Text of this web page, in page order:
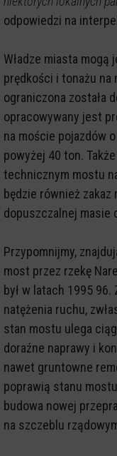
odpowiedzi na
Władze miasta
prędkości i tonażu na
ograniczona została
opracowywany jest
na moście pojazdów
powyżej 40 ton.
technicznym mostu
będzie również
dopuszczalnej masie
Przypomnijmy,
most przez rzekę
był w latach 1995
natężenia ruchu,
stan mostu ulega
doraźne naprawy i
nawet gruntowne
poprawią stanu
budowa nowej
na szczeblu